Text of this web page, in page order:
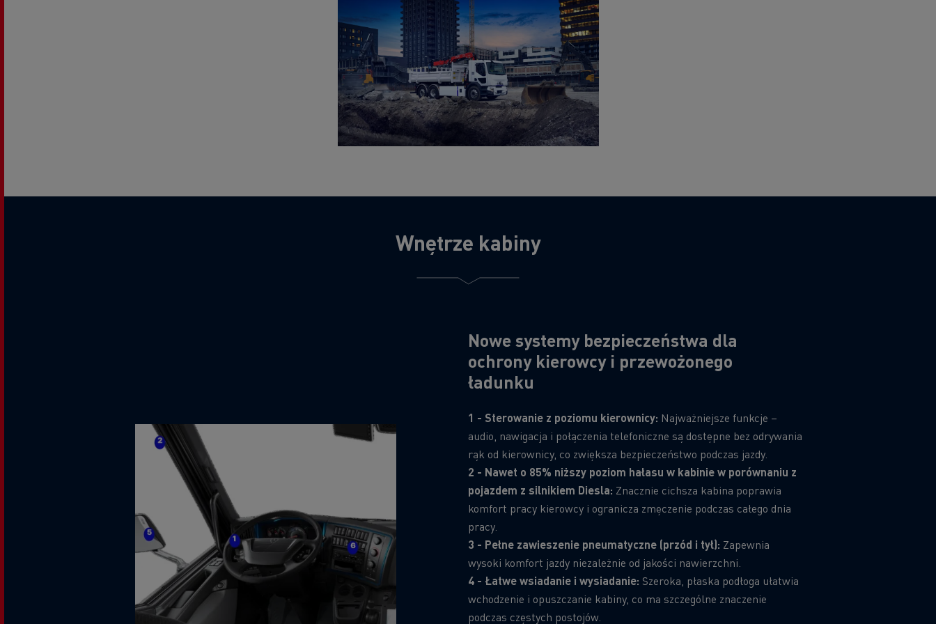
Wnętrze kabiny
Nowe systemy bezpieczeństwa dla
ochrony kierowcy i przewożonego
ładunku
1 - Sterowanie z poziomu kierownicy: Najważniejsze funkcje –
audio, nawigacja i połączenia telefoniczne są dostępne bez odrywania
rąk od kierownicy, co zwiększa bezpieczeństwo podczas jazdy.
2 - Nawet o 85% niższy poziom hałasu w kabinie w porównaniu z
pojazdem z silnikiem Diesla: Znacznie cichsza kabina poprawia
komfort pracy kierowcy i ogranicza zmęczenie podczas całego dnia
pracy.
3 - Pełne zawieszenie pneumatyczne (przód i tył): Zapewnia
wysoki komfort jazdy niezależnie od jakości nawierzchni.
4 - Łatwe wsiadanie i wysiadanie: Szeroka, płaska podłoga ułatwia
wchodzenie i opuszczanie kabiny, co ma szczególne znaczenie
podczas częstych postojów.